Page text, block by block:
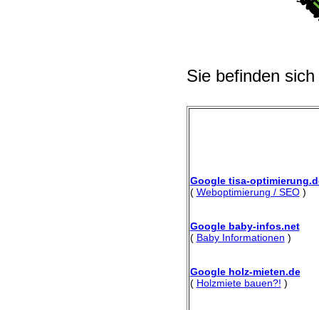
Sie befinden
Google tisa-
( Weboptimierung / SEO)
Google baby-infos.net
( Baby Informationen )
Google holz-mieten.de
( Holzmiete bauen?! )